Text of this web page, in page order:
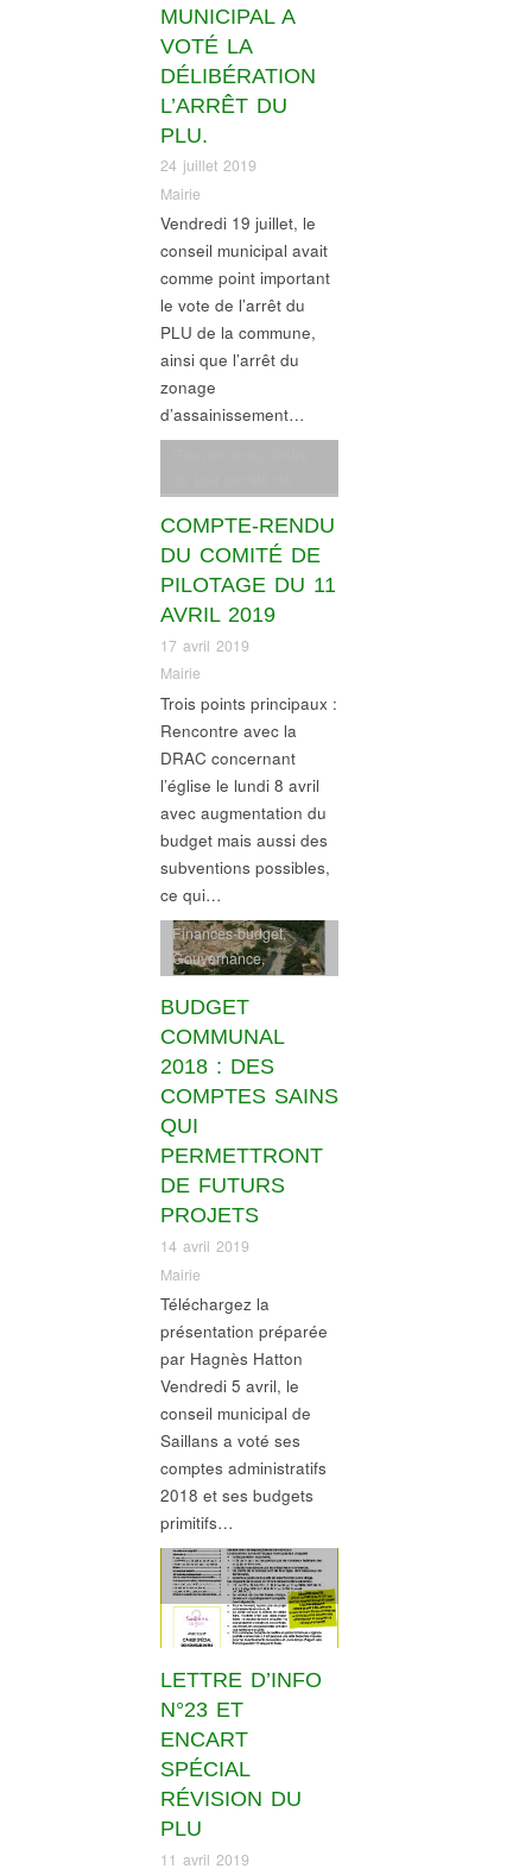
MUNICIPAL A
VOTÉ LA
DÉLIBÉRATION
L’ARRÊT DU
PLU.
24 juillet 2019
Mairie
Vendredi 19 juillet, le
conseil municipal avait
comme point important
le vote de l’arrêt du
PLU de la commune,
ainsi que l’arrêt du
zonage
d’assainissement…
COMPTE-RENDU
DU COMITÉ DE
PILOTAGE DU 11
AVRIL 2019
17 avril 2019
Mairie
pilotage
Trois points principaux :
Rencontre avec la
DRAC concernant
l’église le lundi 8 avril
avec augmentation du
budget mais aussi des
subventions possibles,
ce qui…
BUDGET
COMMUNAL
2018 : DES
COMPTES SAINS
QUI
PERMETTRONT
DE FUTURS
PROJETS
14 avril 2019
Mairie
Finances-budget,
Gouvernance,
Informations village
Téléchargez la
présentation préparée
par Hagnès Hatton
Vendredi 5 avril, le
conseil municipal de
Saillans a voté ses
comptes administratifs
2018 et ses budgets
primitifs…
LETTRE D’INFO
N°23 ET
ENCART
SPÉCIAL
RÉVISION DU
PLU
11 avril 2019
Gouvernance,
Informations village,
révision PLU